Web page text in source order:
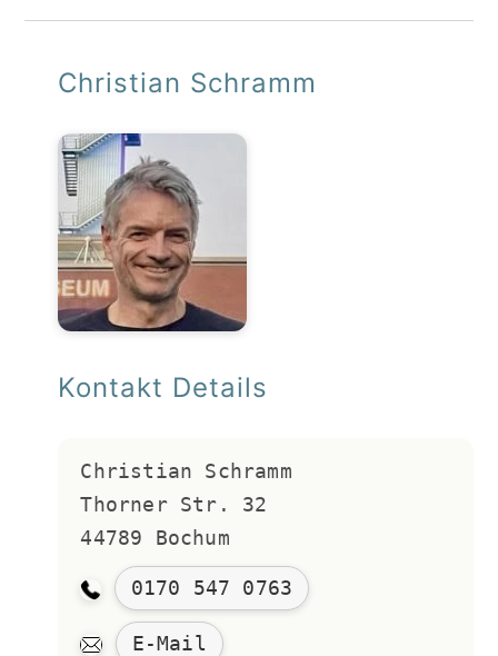
Christian Schramm
Kontakt Details
Christian Schramm
Thorner Str. 32
44789 Bochum
0170 547 0763
E-Mail